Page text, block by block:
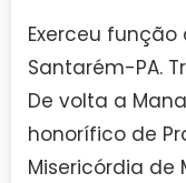
Exerceu
Santarém-PA.
De volta a
honorífico de
Misericórdia de